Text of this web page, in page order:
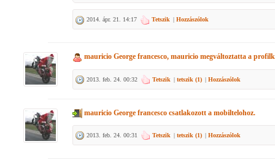
2014. ápr. 21. 14:17 Tetszik | Hozzászólok
mauricio George francesco, mauricio megváltoztatta a
2013. feb. 24. 00:32 Tetszik | tetszik (1) | Hozzászólok
mauricio George francesco csatlakozott a mobiltelohoz.
2013. feb. 24. 00:31 Tetszik | tetszik (1) | Hozzászólok